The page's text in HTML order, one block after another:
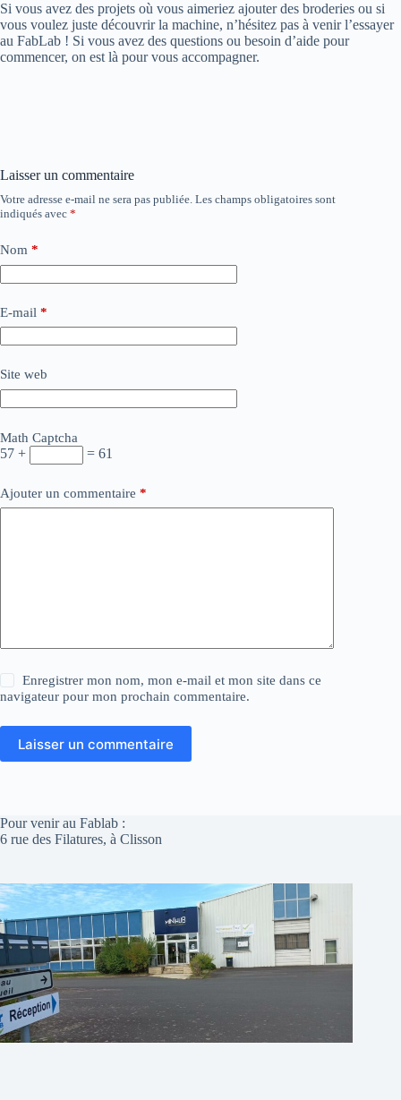
Si vous avez des projets où vous aimeriez ajouter des broderies ou si
vous voulez juste découvrir la machine, n’hésitez pas à venir l’essayer
au FabLab ! Si vous avez des questions ou besoin d’aide pour
commencer, on est là pour vous accompagner.
Laisser un commentaire
Votre adresse e-mail ne sera pas publiée. Les champs obligatoires sont
indiqués avec *
Nom *
E-mail *
Site web
Math Captcha
57 + = 61
Ajouter un commentaire *
Enregistrer mon nom, mon e-mail et mon site dans ce
navigateur pour mon prochain commentaire.
Laisser un commentaire
Pour venir au Fablab :
6 rue des Filatures, à Clisson